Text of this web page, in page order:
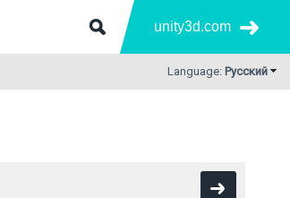
unity3d.com
Language: Русский